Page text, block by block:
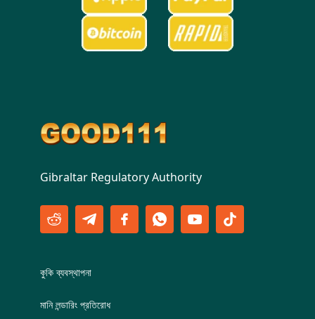
Gibraltar Regulatory Authority
কুকি ব্যবস্থাপনা
মানি লন্ডারিং প্রতিরোধ